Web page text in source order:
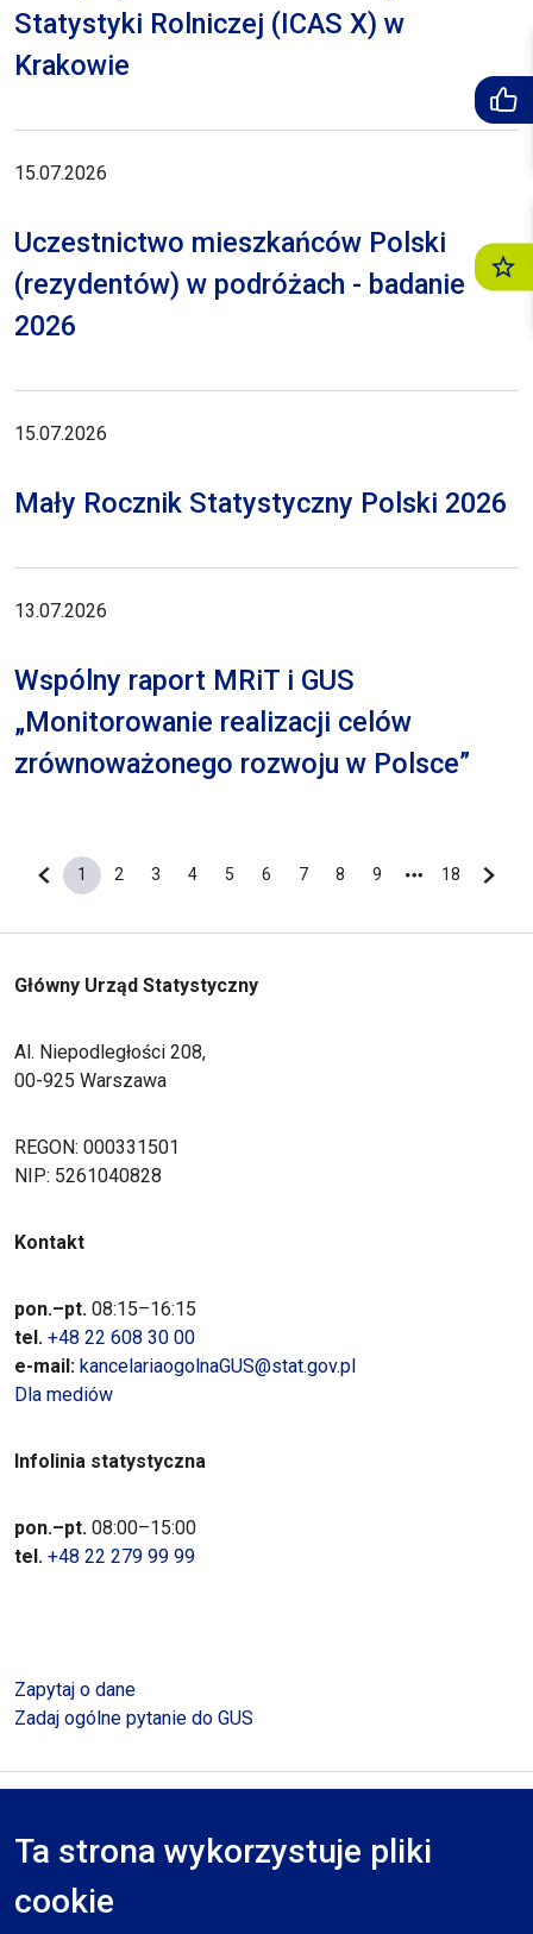
Ta strona wykorzystuje pliki
cookie
Statystyki Rolniczej (ICAS X) w
Krakowie
15.07.2026
Uczestnictwo mieszkańców Polski
(rezydentów) w podróżach - badanie
2026
15.07.2026
Mały Rocznik Statystyczny Polski 2026
13.07.2026
Wspólny raport MRiT i GUS
„Monitorowanie realizacji celów
zrównoważonego rozwoju w Polsce”
Poprzednia strona
Bieżąca strona
1
Strona
2
Strona
3
Strona
4
Strona
5
Strona
6
Strona
7
Strona
8
Strona
9
Ostatnia
18
Główny Urząd Statystyczny
Al. Niepodległości 208,
00-925 Warszawa
REGON: 000331501
NIP: 5261040828
Kontakt
pon.–pt. 08:15–16:15
tel. +48 22 608 30 00
e-mail: kancelariaogolnaGUS@stat.gov.pl
Dla mediów
Infolinia statystyczna
pon.–pt. 08:00–15:00
tel. +48 22 279 99 99
Zapytaj o dane
Zadaj ogólne pytanie do GUS
RODO